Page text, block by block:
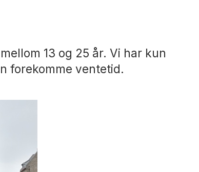
13 og 25 år. Vi har kun
forekomme ventetid.